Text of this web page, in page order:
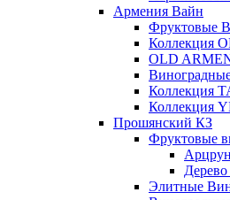
Армения Вайн
Фруктовые
Коллекция
OLD
Коллекция
Коллекция
Прошянский КЗ
Фруктовые
Элитные